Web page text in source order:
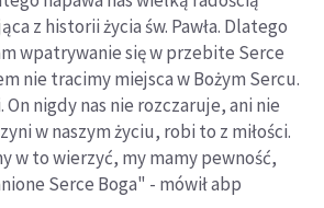
z historii życia św. Pawła. Dlatego
wpatrywanie się w przebite Serce
nie tracimy miejsca w Bożym Sercu.
On nigdy nas nie rozczaruje, ani nie
w naszym życiu, robi to z miłości.
w to wierzyć, my mamy pewność,
Serce Boga" - mówił abp